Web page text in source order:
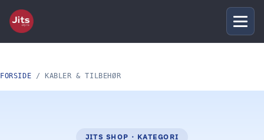
FORSIDE / KABLER & TILBEHØR